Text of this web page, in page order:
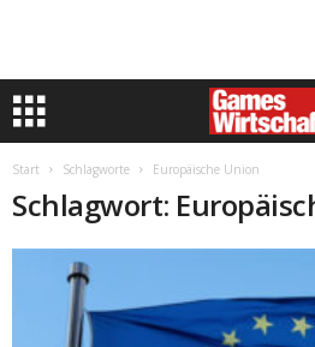
Start Schlagworte Europäische Union
Schlagwort: